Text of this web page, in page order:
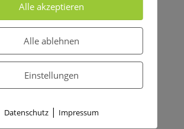
202419:00-21:00 (GMT+00:00)
Alle akzeptieren
Alle ablehnen
Einstellungen
Datenschutz| Impressum